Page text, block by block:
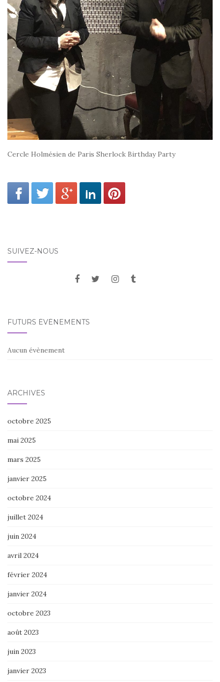
Cercle Holmésien de Paris Sherlock Birthday Party
SUIVEZ-NOUS
FUTURS ÉVÈNEMENTS
Aucun évènement
ARCHIVES
octobre 2025
mai 2025
mars 2025
janvier 2025
octobre 2024
juillet 2024
juin 2024
avril 2024
février 2024
janvier 2024
octobre 2023
août 2023
juin 2023
janvier 2023